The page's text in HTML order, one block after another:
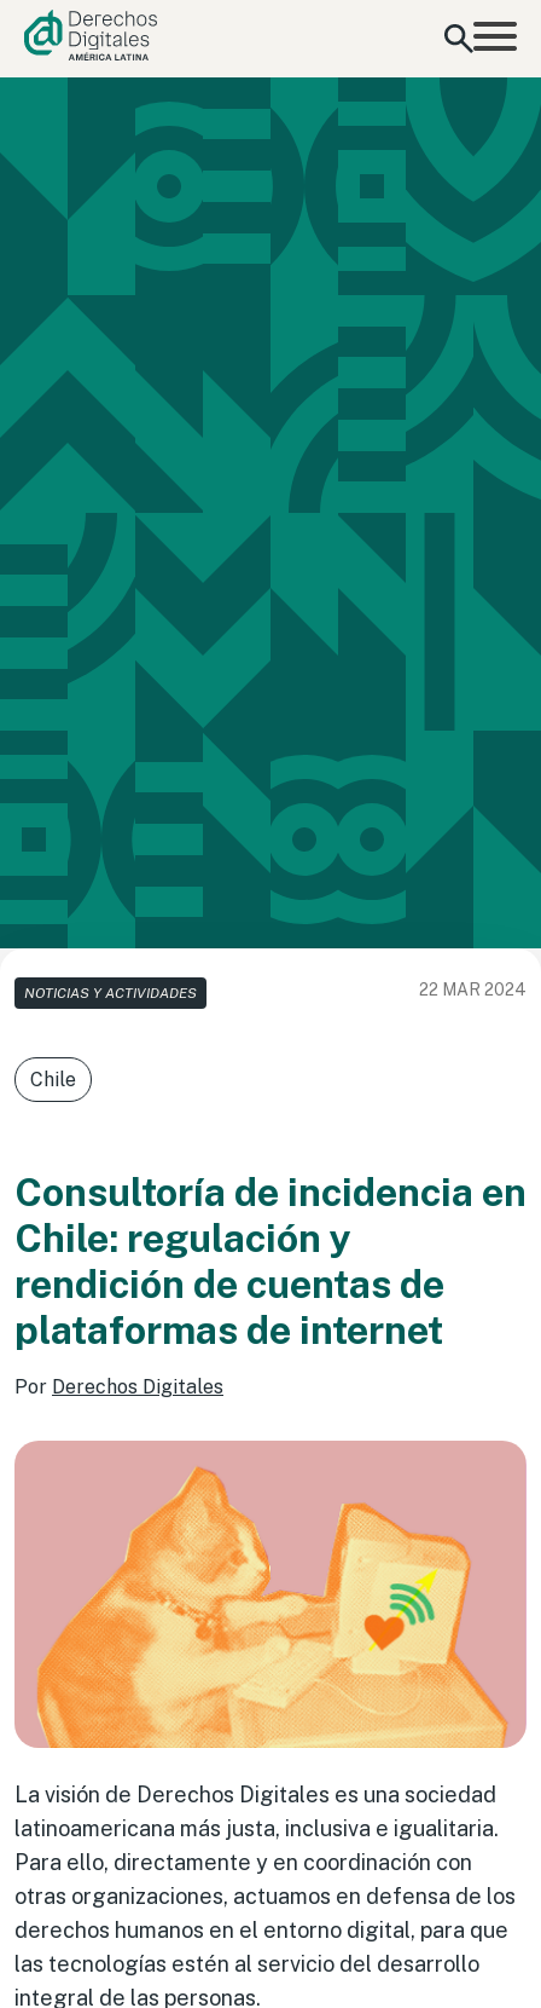
contenido
NOTICIAS Y ACTIVIDADES 22 MAR 2024
Chile
Consultoría de incidencia en
Chile: regulación y
rendición de cuentas de
plataformas de internet
Por Derechos Digitales
La visión de Derechos Digitales es una sociedad
latinoamericana más justa, inclusiva e igualitaria.
Para ello, directamente y en coordinación con
otras organizaciones, actuamos en defensa de los
derechos humanos en el entorno digital, para que
las tecnologías estén al servicio del desarrollo
integral de las personas.